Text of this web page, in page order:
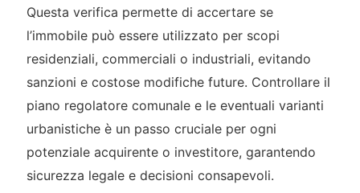
Questa verifica permette di accertare se
l’immobile può essere utilizzato per scopi
residenziali, commerciali o industriali, evitando
sanzioni e costose modifiche future. Controllare il
piano regolatore comunale e le eventuali varianti
urbanistiche è un passo cruciale per ogni
potenziale acquirente o investitore, garantendo
sicurezza legale e decisioni consapevoli.